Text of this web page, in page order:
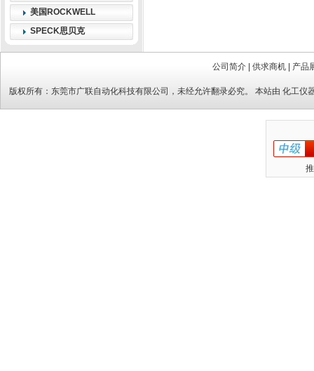
美国ROCKWELL
SPECK思贝克
公司简介 供求商机 产品
版权所有： 东莞市广联自动化科技有限公司 ，未经允许翻录必究。 本站由化工仪